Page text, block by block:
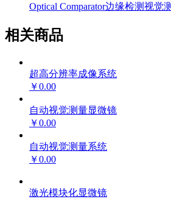
Optical Comparator边缘检测视觉
相关商品
超高分辨率成像系统
￥0.00
自动视觉测量显微镜
￥0.00
自动视觉测量系统
￥0.00
激光模块化显微镜